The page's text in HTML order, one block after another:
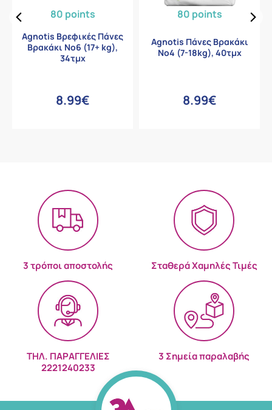
80 points
Agnotis Βρεφικές Πάνες
Βρακάκι Νο6 (17+ kg),
34τμχ
8.99€
80 points
Agnotis Πάνες Βρακάκι
Νο4 (7-18kg), 40τμχ
8.99€
3 τρόποι αποστολής Σταθερά Χαμηλές Τιμές
ΤΗΛ. ΠΑΡΑΓΓΕΛΙΕΣ
2221240233
3 Σημεία παραλαβής